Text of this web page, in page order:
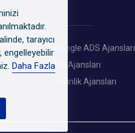
Google ADS Ajansları
PR Ajansları
Etkinlik Ajansları
tarayıcı
engelleyebilir
Daha Fazla